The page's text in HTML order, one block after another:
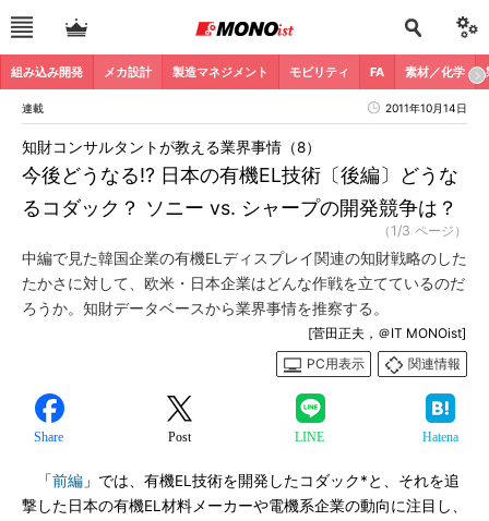
組み込み開発 メカ設計 製造マネジメント モビリティ FA 素材／化学
連載 2011年10月14日
今後どうなる!? 日本の有機EL技術〔後編〕どうな
るコダック？ ソニー vs. シャープの開発競争は？
知財コンサルタントが教える業界事情（8）
（1/3 ページ）
中編で見た韓国企業の有機ELディスプレイ関連の知財戦略のした
たかさに対して、欧米・日本企業はどんな作戦を立てているのだ
ろうか。知財データベースから業界事情を推察する。
[菅田正夫，＠IT MONOist]
PC用表示
関連情報
Share Post LINE Hatena
「前編 」では、有機EL技術を開発したコダック*と、それを追
撃した日本の有機EL材料メーカーや電機系企業の動向に注目し、